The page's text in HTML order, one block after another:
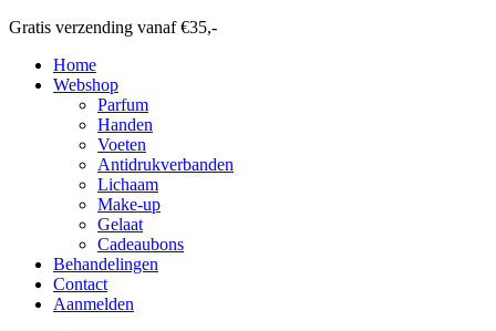
Gratis verzending vanaf €35,-
Home
Webshop
Parfum
Handen
Voeten
Antidrukverbanden
Lichaam
Make-up
Gelaat
Cadeaubons
Behandelingen
Contact
Aanmelden